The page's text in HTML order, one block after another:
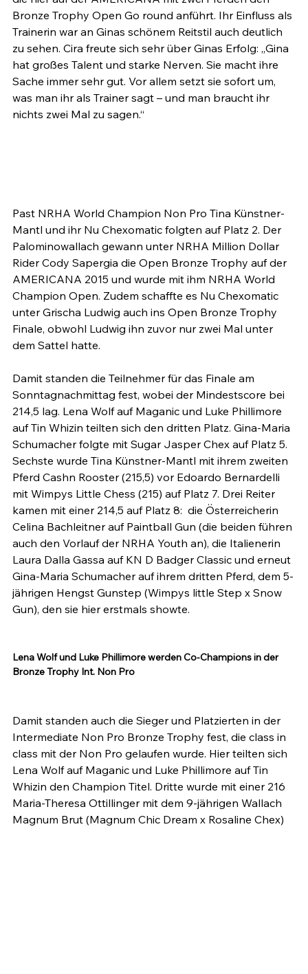
Bronze Trophy Open Go round anführt. Ihr Einfluss als
Trainerin war an Ginas schönem Reitstil auch deutlich
zu sehen. Cira freute sich sehr über Ginas Erfolg: „Gina
hat großes Talent und starke Nerven. Sie macht ihre
Sache immer sehr gut. Vor allem setzt sie sofort um,
was man ihr als Trainer sagt – und man braucht ihr
nichts zwei Mal zu sagen.“
Past NRHA World Champion Non Pro Tina Künstner-
Mantl und ihr Nu Chexomatic folgten auf Platz 2. Der
Palominowallach gewann unter NRHA Million Dollar
Rider Cody Sapergia die Open Bronze Trophy auf der
AMERICANA 2015 und wurde mit ihm NRHA World
Champion Open. Zudem schaffte es Nu Chexomatic
unter Grischa Ludwig auch ins Open Bronze Trophy
Finale, obwohl Ludwig ihn zuvor nur zwei Mal unter
dem Sattel hatte.
Damit standen die Teilnehmer für das Finale am
Sonntagnachmittag fest, wobei der Mindestscore bei
214,5 lag. Lena Wolf auf Maganic und Luke Phillimore
auf Tin Whizin teilten sich den dritten Platz. Gina-Maria
Schumacher folgte mit Sugar Jasper Chex auf Platz 5.
Sechste wurde Tina Künstner-Mantl mit ihrem zweiten
Pferd Cashn Rooster (215,5) vor Edoardo Bernardelli
mit Wimpys Little Chess (215) auf Platz 7. Drei Reiter
kamen mit einer 214,5 auf Platz 8:  die Österreicherin
Celina Bachleitner auf Paintball Gun (die beiden führen
auch den Vorlauf der NRHA Youth an), die Italienerin
Laura Dalla Gassa auf KN D Badger Classic und erneut
Gina-Maria Schumacher auf ihrem dritten Pferd, dem 5-
jährigen Hengst Gunstep (Wimpys little Step x Snow
Gun), den sie hier erstmals showte.
Lena Wolf und Luke Phillimore werden Co-Champions in der
Bronze Trophy Int. Non Pro
Damit standen auch die Sieger und Platzierten in der
Intermediate Non Pro Bronze Trophy fest, die class in
class mit der Non Pro gelaufen wurde. Hier teilten sich
Lena Wolf auf Maganic und Luke Phillimore auf Tin
Whizin den Champion Titel. Dritte wurde mit einer 216
Maria-Theresa Ottillinger mit dem 9-jährigen Wallach
Magnum Brut (Magnum Chic Dream x Rosaline Chex)